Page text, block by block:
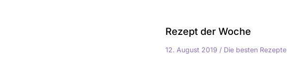
Rezept der Woche
12. August 2019 / Die besten Rezepte